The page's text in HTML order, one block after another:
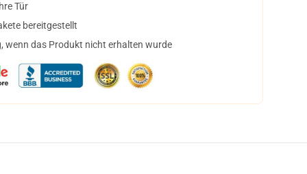
Tür
bereitgestellt
wenn das Produkt nicht erhalten wurde